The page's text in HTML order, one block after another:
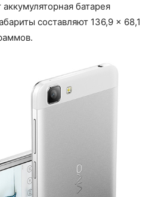
батарея
составляют 136,9 × 68,1